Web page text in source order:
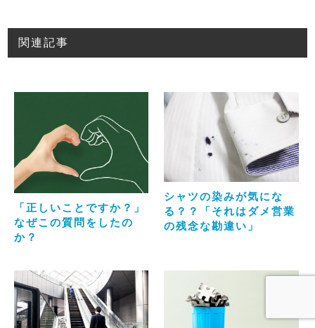
関連記事
「正しいことですか？」
なぜこの質問をしたの
か？
シャツの染みが気にな
る？？「それはダメ営業
の残念な勘違い」